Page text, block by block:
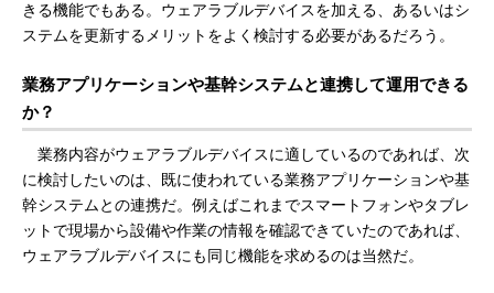
きる機能でもある。ウェアラブルデバイスを加える、あるいはシ
ステムを更新するメリットをよく検討する必要があるだろう。
業務アプリケーションや基幹システムと連携して運用できる
か？
業務内容がウェアラブルデバイスに適しているのであれば、次
に検討したいのは、既に使われている業務アプリケーションや基
幹システムとの連携だ。例えばこれまでスマートフォンやタブレ
ットで現場から設備や作業の情報を確認できていたのであれば、
ウェアラブルデバイスにも同じ機能を求めるのは当然だ。